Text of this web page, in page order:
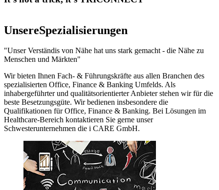
UnsereSpezialisierungen
"Unser Verständis von Nähe hat uns stark gemacht - die Nähe zu
Menschen und Märkten"
Wir bieten Ihnen Fach- & Führungskräfte aus allen Branchen des
spezialisierten Office, Finance & Banking Umfelds. Als
inhabergeführter und qualitätsorientierter Anbieter stehen wir für die
beste Besetzungsgüte. Wir bedienen insbesondere die
Qualifikationen für Office, Finance & Banking. Bei Lösungen im
Healthcare-Bereich kontaktieren Sie gerne unser
Schwesterunternehmen die i CARE GmbH.